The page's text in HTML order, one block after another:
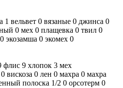
1 вельвет 0 вязаные 0 джинса 0
0 мех 0 плащевка 0 твил 0
0 экозамша 0 экомех 0
флис 9 хлопок 3 мех
0 вискоза 0 лен 0 махра 0 махра
полоска 1/2 0 орсотерм 0